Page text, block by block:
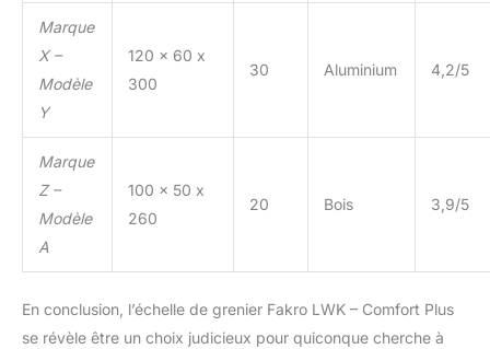
Marque
X –
Modèle
Y
120 x 60 x
300
30 Aluminium 4,2/5
Marque
Z –
Modèle
A
100 x 50 x
260
20 Bois 3,9/5
En conclusion, l’échelle de grenier Fakro LWK – Comfort Plus
se révèle être un choix judicieux pour quiconque cherche à